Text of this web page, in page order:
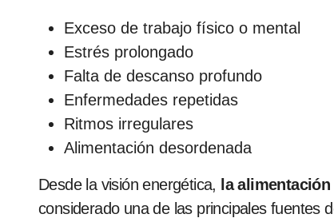
Exceso de trabajo físico o mental
Estrés prolongado
Falta de descanso profundo
Enfermedades repetidas
Ritmos irregulares
Alimentación desordenada
Desde la visión energética, la
considerado una de las principales fuentes